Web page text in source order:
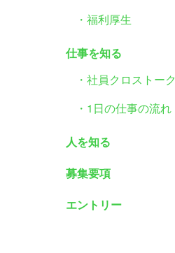
・福利厚生
仕事を知る
・社員クロストーク
・1日の仕事の流れ
人を知る
募集要項
エントリー